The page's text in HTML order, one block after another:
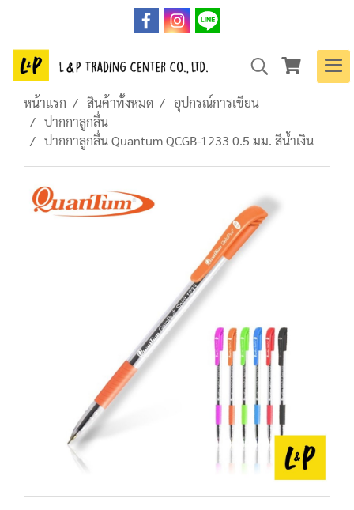
หน้าแรก สินค้าทั้งหมด
อุปกรณ์การเขียน
ปากกาลูกลื่น
ปากกาลูกลื่น Quantum QCGB-1233 0.5 มม. สีน้ำเงิน